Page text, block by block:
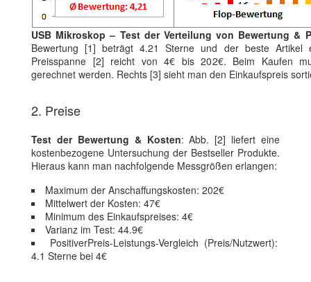
USB Mikroskop – Test der Verteilung von Bewertung &
Bewertung [1] beträgt 4.21 Sterne und der beste Artikel
Preisspanne [2] reicht von 4€ bis 202€. Beim Kaufen
gerechnet werden. Rechts [3] sieht man den Einkaufspreis
2. Preise
Test der Bewertung & Kosten: Abb. [2] liefert eine
kostenbezogene Untersuchung der Bestseller Produkte.
Hieraus kann man nachfolgende Messgrößen erlangen:
Maximum der Anschaffungskosten: 202€
Mittelwert der Kosten: 47€
Minimum des Einkaufspreises: 4€
Varianz im Test: 44.9€
PositiverPreis-Leistungs-Vergleich (Preis/Nutzwert):
4.1 Sterne bei 4€